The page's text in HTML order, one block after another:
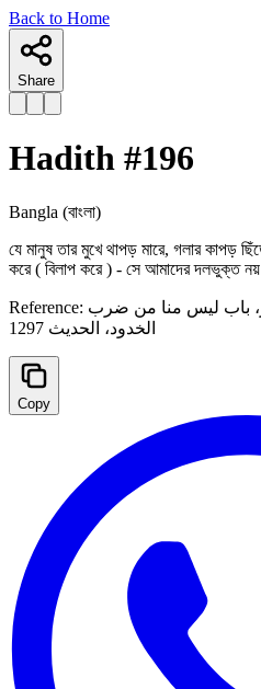
Back to Home
Share
Hadith #196
Bangla (বাংলা)
যে মানুষ তার মুখে থাপড় মারে, গলার কাপড়
করে ( বিলাপ করে ) - সে আমাদের দলভুক্ত
Reference: ‌‌باب ليس منا من ضرب
الخدود، الحدیث 1297
Copy